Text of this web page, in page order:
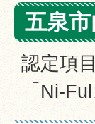
五泉
認定項
「Ni-